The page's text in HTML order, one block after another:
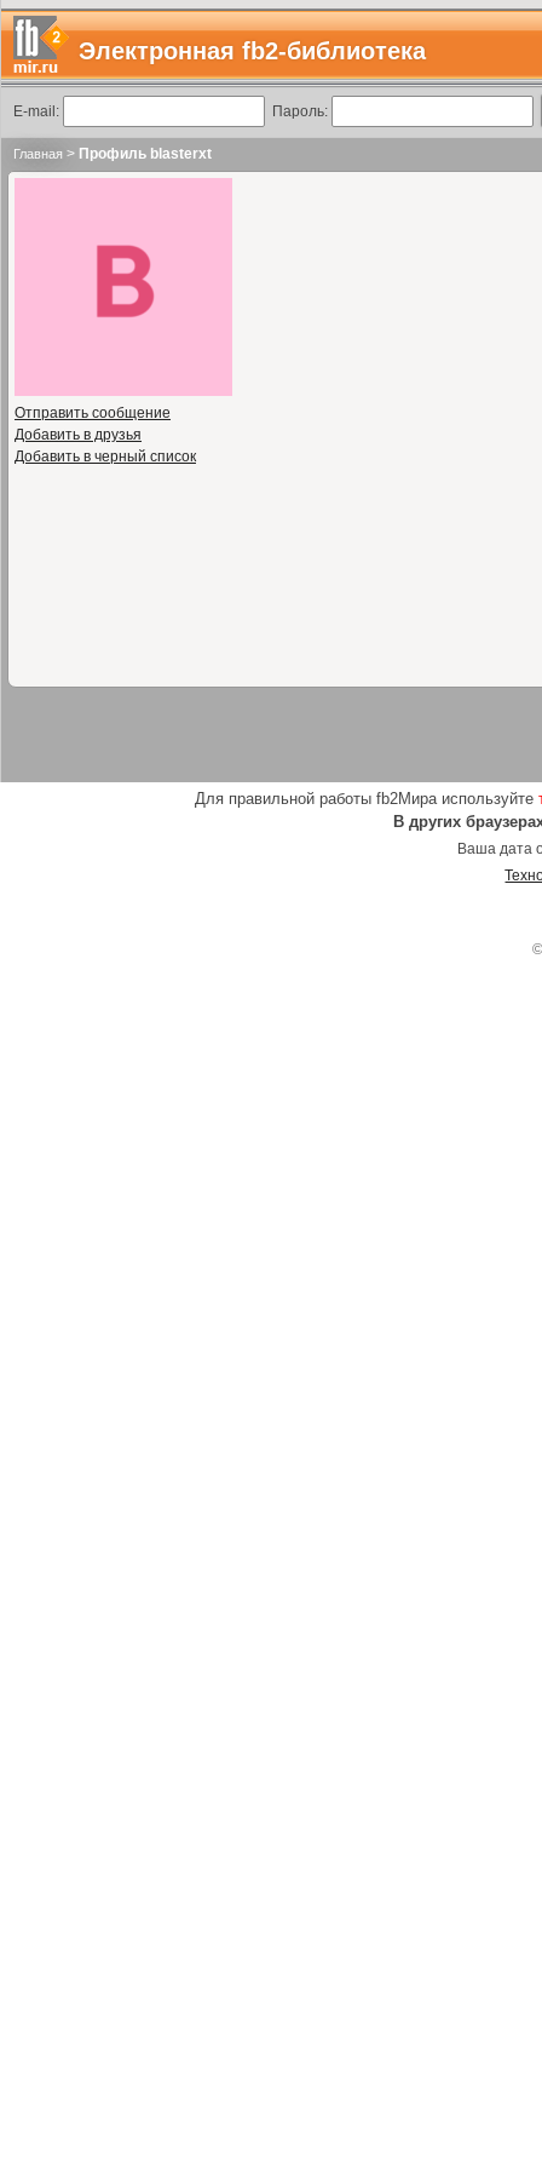
Электронная fb2-библиотека
E-mail: Пароль:
Главная > Профиль blasterxt
Отправить сообщение
Добавить в друзья
Добавить в черный список
Для правильной работы fb2Мира используйте
В других
Ваша дата